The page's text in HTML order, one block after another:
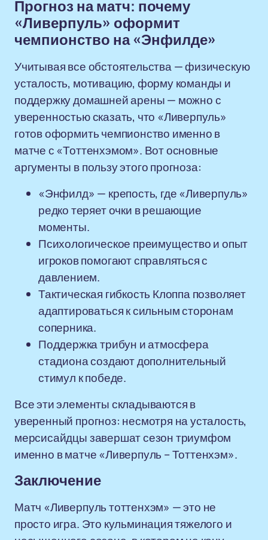
Прогноз на матч: почему
«Ливерпуль» оформит
чемпионство на «Энфилде»
Учитывая все обстоятельства — физическую
усталость, мотивацию, форму команды и
поддержку домашней арены — можно с
уверенностью сказать, что «Ливерпуль»
готов оформить чемпионство именно в
матче с «Тоттенхэмом». Вот основные
аргументы в пользу этого прогноза:
«Энфилд» — крепость, где «Ливерпуль»
редко теряет очки в решающие
моменты.
Психологическое преимущество и опыт
игроков помогают справляться с
давлением.
Тактическая гибкость Клоппа позволяет
адаптироваться к сильным сторонам
соперника.
Поддержка трибун и атмосфера
стадиона создают дополнительный
стимул к победе.
Все эти элементы складываются в
уверенный прогноз: несмотря на усталость,
мерсисайдцы завершат сезон триумфом
именно в матче «Ливерпуль – Тоттенхэм».
Заключение
Матч «Ливерпуль тоттенхэм» — это не
просто игра. Это кульминация тяжелого и